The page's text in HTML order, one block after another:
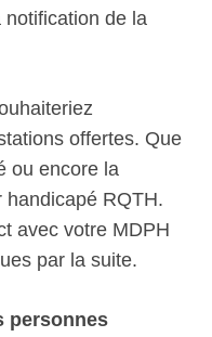
de la
offertes. Que
ou encore la
handicapé RQTH.
avec votre MDPH
par la suite.
personnes